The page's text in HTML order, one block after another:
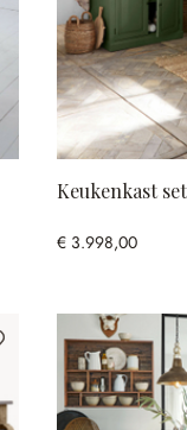
Keukenkast
€ 3.998,00